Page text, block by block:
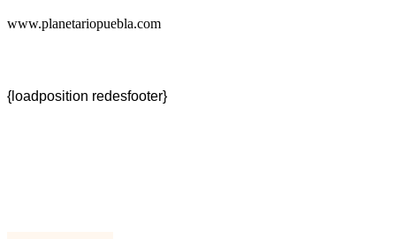
www.planetariopuebla.com
{loadposition redesfooter}